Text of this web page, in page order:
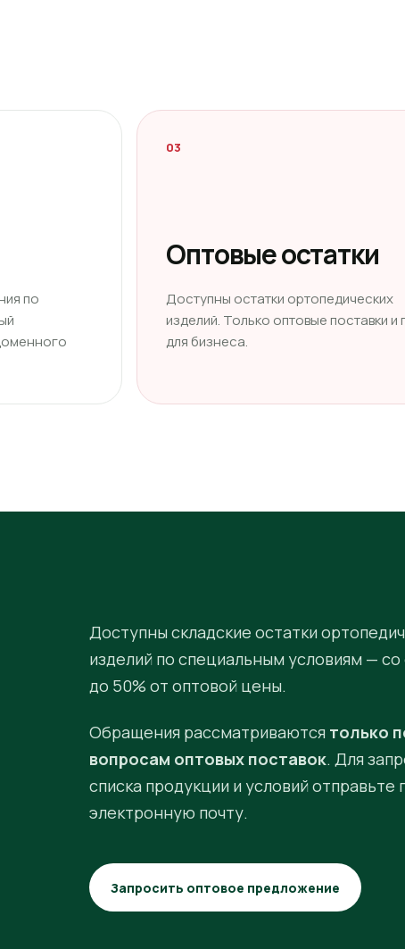
по
03
Оптовые остатки
Доступны остатки ортопедических
изделий. Только оптовые поставки и
для бизнеса.
Доступны складские остатки
изделий по специальным условиям — со
до 50% от оптовой цены.
Обращения рассматриваются только
вопросам оптовых поставок. Для
списка продукции и условий отправьте
электронную почту.
Запросить оптовое предложение